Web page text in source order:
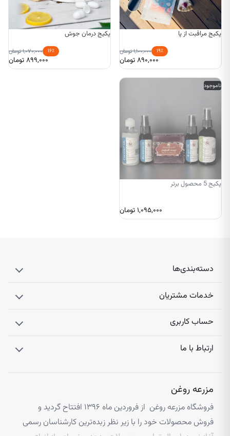
پکیج مراقبت از پا
۱,۱۰۰,۰۰۰تومان ۱۹٪
۸۹۰,۰۰۰تومان
پکیج درمان جوش
۱,۰۷۰,۰۰۰تومان ۱۶٪
۸۹۹,۰۰۰تومان
ناموجود
پکیج 5 محصول برتر
۱,۰۹۵,۰۰۰تومان
دسته‌بندی‌ها
خدمات مشتریان
حساب کاربری
ارتباط با ما
مزرعه روغن
فروشگاه مزرعه روغن از فروردین ماه ۱۳۹۶ افتتاح گردید و
فروش محصولات خود را با زیر نظر زبده‌ترین کارشناسان رسمی